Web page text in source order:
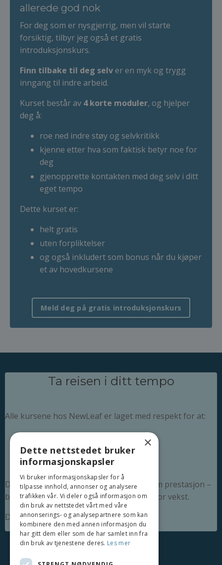
allerede god nok
For deg som er nysgjerrig, men vil starte
forsiktig, tilbyr jeg også et gratis
introduksjonskurs.
Finn tilbake til deg selv er en myk og trygg
inngang til indre arbeid.
Kurset består av 4 korte moduler, og hjelper
deg å:
roe ned indre støy og selvkritikk
kjenne etter hva som faktisk betyr noe for
deg
gjenopprette kontakten med deg selv i ditt
eget tempo
Dette kurset er:
helt gratis
uten forpliktelser
og også inkludert som bonus når du kjøper
et av hovedkursene
Meld deg på gratis introduksjonskurs
Ta reisen i ditt tempo
Alle kursene hos NewLeaf er laget med respekt for at:
livet er komplekst
og endring tar tid
Det finnes ingen tidsfrister, ingen krav om prestasjon –
bare en tydelig struktur og et trygt rom for vekst.
Du er velkommen akkurat der du er.
×
Dette nettstedet bruker
informasjonskapsler
Vi bruker informasjonskapsler for å
tilpasse innhold, annonser og analysere
trafikken vår. Vi deler også informasjon om
din bruk av nettstedet vårt med våre
annonserings- og analysepartnere som kan
kombinere den med annen informasjon du
har gitt dem eller som de har samlet inn fra
din bruk av tjenestene deres. Les mer